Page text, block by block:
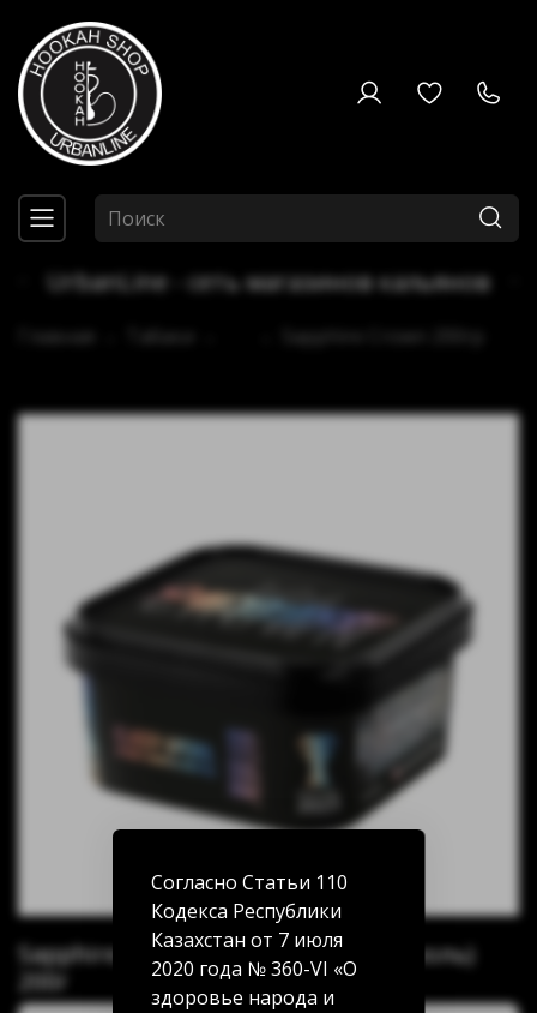
UrbanLine - сеть магазинов кальянов
Sapphire Crown Classy Aperol (Апероль)
200г
Согласно Статьи 110
Кодекса Республики
Казахстан от 7 июля
2020 года № 360-VI «О
здоровье народа и